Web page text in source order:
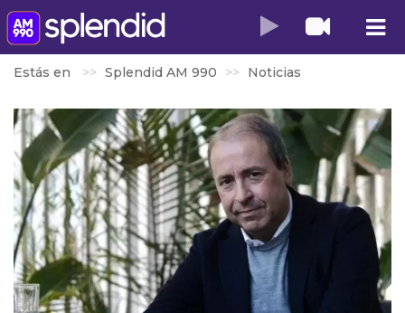
Estás en Splendid AM 990 Noticias